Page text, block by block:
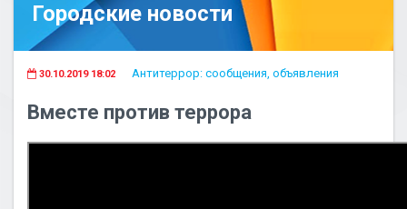
Городские новости
30.10.2019 18:02 Антитеррор: сообщения, объявления
Вместе против террора